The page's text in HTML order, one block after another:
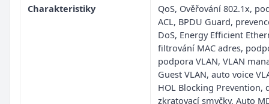
Charakteristiky
QoS, Ověřování 802.1x,
ACL, BPDU Guard,
DoS, Energy Efficient
filtrování MAC adres,
podpora VLAN, VLAN
Guest VLAN, auto voice
HOL Blocking Prevention,
zkratovací smyčky, Auto